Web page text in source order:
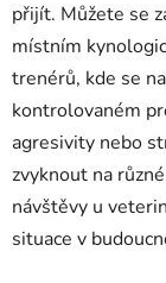
přijít. Můžete se
místním
trenérů, kde se
kontrolovaném
agresivity nebo
zvyknout na
návštěvy u
situace v